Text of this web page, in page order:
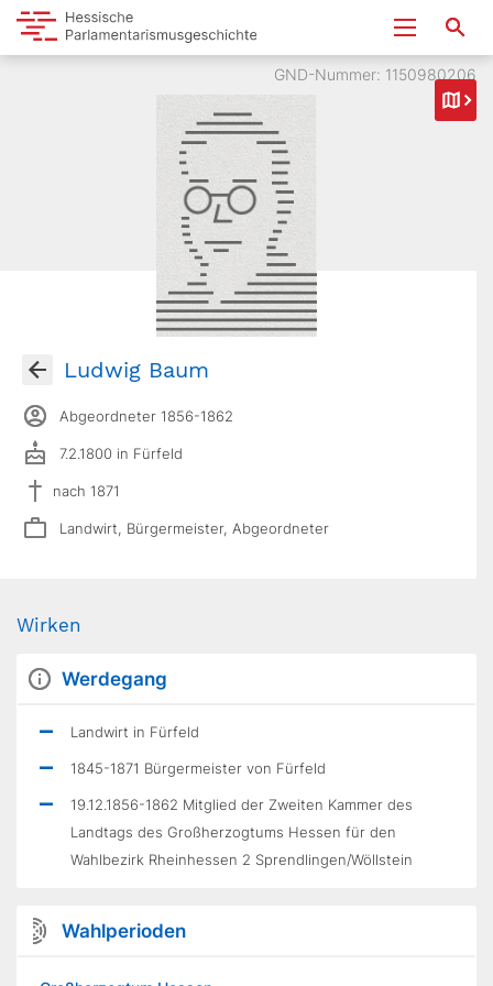
GND-Nummer: 1150980206
Ludwig Baum
Abgeordneter 1856-1862
7.2.1800 in Fürfeld
nach 1871
Landwirt, Bürgermeister, Abgeordneter
Wirken
Werdegang
Landwirt in Fürfeld
1845-1871 Bürgermeister von Fürfeld
19.12.1856-1862 Mitglied der Zweiten Kammer des
Landtags des Großherzogtums Hessen für den
Wahlbezirk Rheinhessen 2 Sprendlingen/Wöllstein
Wahlperioden